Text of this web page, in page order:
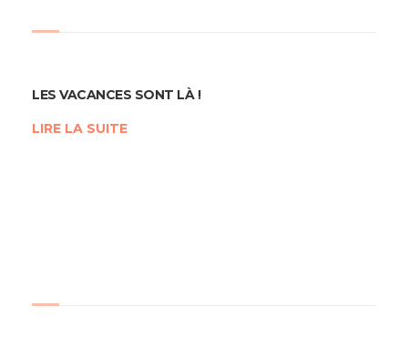
LES VACANCES SONT LÀ !
LIRE LA SUITE